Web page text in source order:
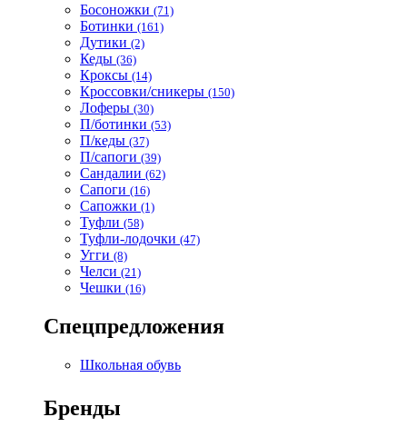
Босоножки (71)
Ботинки (161)
Дутики (2)
Кеды (36)
Кроксы (14)
Кроссовки/сникеры (150)
Лоферы (30)
П/ботинки (53)
П/кеды (37)
П/сапоги (39)
Сандалии (62)
Сапоги (16)
Сапожки (1)
Туфли (58)
Туфли-лодочки (47)
Угги (8)
Челси (21)
Чешки (16)
Спецпредложения
Школьная обувь
Бренды